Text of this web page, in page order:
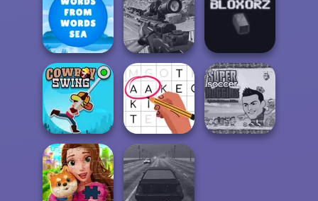
Words From
Words: Sea
Sniper Combat
3D
Bloxorz
Cowboy Swing Letters Match